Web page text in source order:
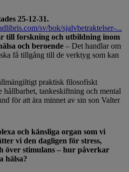
25-12-31.
sv/bok/sjalvbetraktelser-...
till forskning och utbildning inom
och beroende – Det handlar om
få tillgång till de verktyg som kan
praktisk filosofiskt
hållbarhet, tankeskiftning och mental
för att ära minnet av sin son Valter
och känsliga organ som vi
vi den dagligen för stress,
över stimulans – hur påverkar
hälsa?